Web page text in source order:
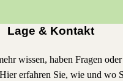
Lage & Kontakt
wissen, haben Fragen
erfahren Sie, wie und wo